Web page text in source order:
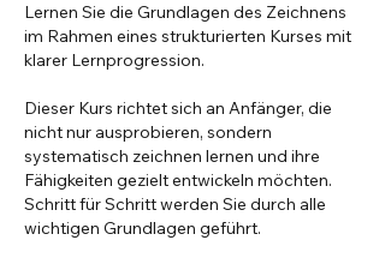
Lernen Sie die Grundlagen des Zeichnens
im Rahmen eines strukturierten Kurses mit
klarer Lernprogression.
Dieser Kurs richtet sich an Anfänger, die
nicht nur ausprobieren, sondern
systematisch zeichnen lernen und ihre
Fähigkeiten gezielt entwickeln möchten.
Schritt für Schritt werden Sie durch alle
wichtigen Grundlagen geführt.